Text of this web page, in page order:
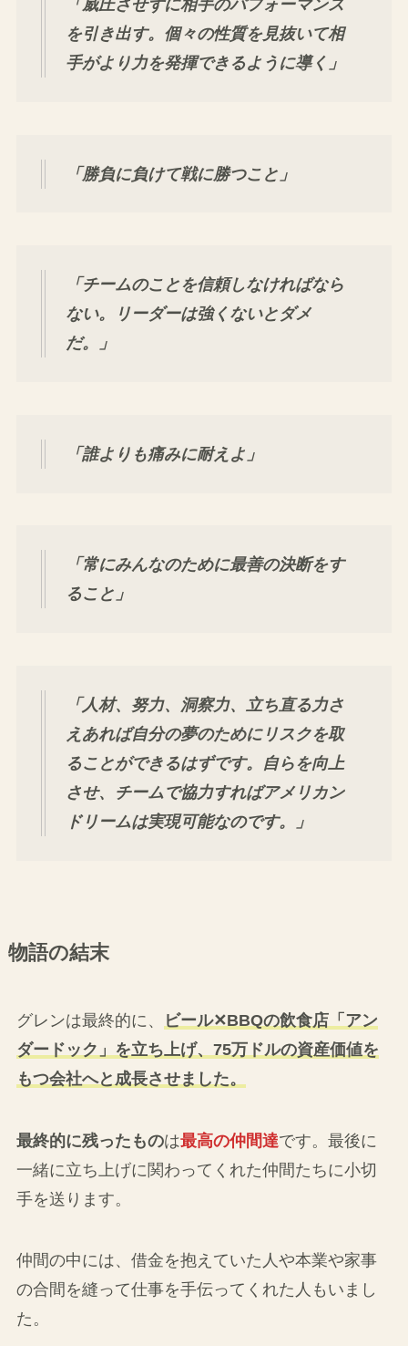
「威圧させずに相手のパフォーマンス
を引き出す。個々の性質を見抜いて相
手がより力を発揮できるように導く」
「勝負に負けて戦に勝つこと」
「チームのことを信頼しなければなら
ない。リーダーは強くないとダメ
だ。」
「誰よりも痛みに耐えよ」
「常にみんなのために最善の決断をす
ること」
「人材、努力、洞察力、立ち直る力さ
えあれば自分の夢のためにリスクを取
ることができるはずです。自らを向上
させ、チームで協力すればアメリカン
ドリームは実現可能なのです。」
物語の結末
グレンは最終的に、
ビール✕BBQの飲食店「アン
ダードック」を立ち上げ、75万ドルの資産価値を
もつ会社へと成長させました。
最終的に残ったものは最高の仲間達です。最後に
一緒に立ち上げに関わってくれた仲間たちに小切
手を送ります。
仲間の中には、借金を抱えていた人や本業や家事
の合間を縫って仕事を手伝ってくれた人もいまし
た。